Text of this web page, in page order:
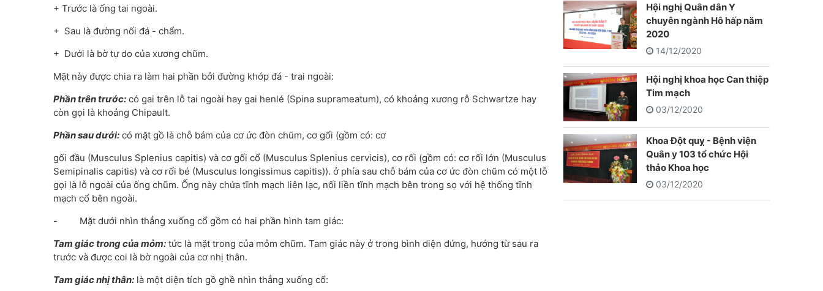
+ Trước là ống tai ngoài.
+ Sau là đường nối đá - chẩm.
+ Dưới là bờ tự do của xương chũm.
Mặt này được chia ra làm hai phần bởi đường khớp đá - trai ngoài:
Phần trên trước: có gai trên lỗ tai ngoài hay gai henlé (Spina suprameatum), có khoảng xương rỗ Schwartze hay
còn gọi là khoảng Chipault.
Phần sau dưới: có mặt gồ là chỗ bám của cơ ức đòn chũm, cơ gối (gồm có: cơ
gối đầu (Musculus Splenius capitis) và cơ gối cổ (Musculus Splenius cervicis), cơ rối (gồm có: cơ rối lớn (Musculus
Semipinalis capitis) và cơ rối bé (Musculus longissimus capitis)). ở phía sau chỗ bám của cơ ức đòn chũm có một lỗ
gọi là lỗ ngoài của ống chũm. Ống này chứa tĩnh mạch liên lạc, nối liền tĩnh mạch bên trong sọ với hệ thống tĩnh
mạch cổ bên ngoài.
- Mặt dưới nhìn thẳng xuống cổ gồm có hai phần hình tam giác:
Tam giác trong của mỏm: tức là mặt trong của mỏm chũm. Tam giác này ở trong bình diện đứng, hướng từ sau ra
trước và được coi là bờ ngoài của cơ nhị thân.
Tam giác nhị thân: là một diện tích gồ ghề nhìn thẳng xuống cổ:
Hội nghị Quân dân Y
chuyên ngành Hô hấp năm
2020
14/12/2020
Hội nghị khoa học Can thiệp
Tim mạch
03/12/2020
Khoa Đột quỵ - Bệnh viện
Quân y 103 tổ chức Hội
thảo Khoa học
03/12/2020